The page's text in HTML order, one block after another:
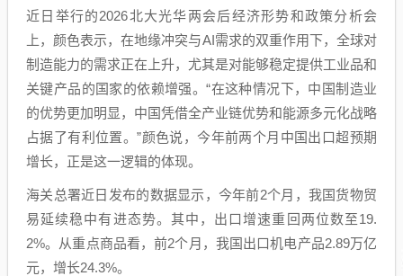
近日举行的2026北大光华两会后经济形势和政策分析会
上，颜色表示，在地缘冲突与AI需求的双重作用下，全球对
制造能力的需求正在上升，尤其是对能够稳定提供工业品和
关键产品的国家的依赖增强。“在这种情况下，中国制造业
的优势更加明显，中国凭借全产业链优势和能源多元化战略
占据了有利位置。”颜色说，今年前两个月中国出口超预期
增长，正是这一逻辑的体现。
海关总署近日发布的数据显示，今年前2个月，我国货物贸
易延续稳中有进态势。其中，出口增速重回两位数至19.
2%。从重点商品看，前2个月，我国出口机电产品2.89万亿
元，增长24.3%。